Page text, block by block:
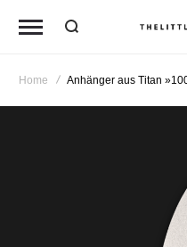
Home Anhänger aus Titan